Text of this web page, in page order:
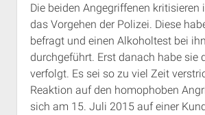
Die beiden Angegriffenen kritisieren
das Vorgehen der Polizei. Diese
befragt und einen Alkoholtest bei
durchgeführt. Erst danach habe sie
verfolgt. Es sei so zu viel Zeit
Reaktion auf den homophoben
sich am 15. Juli 2015 auf einer